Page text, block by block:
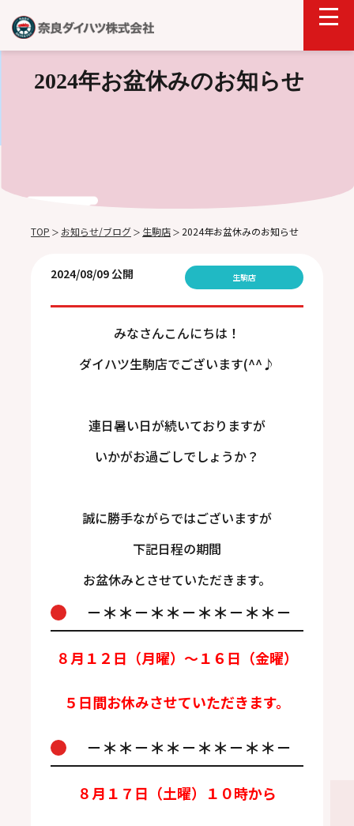
2024年お盆休みのお知らせ
TOP ＞ お知らせ/ブログ ＞ 生駒店 ＞ 2024年お盆休みのお知らせ
2024/08/09 公開 生駒店
みなさんこんにちは！
ダイハツ生駒店でございます(^^♪
連日暑い日が続いておりますが
いかがお過ごしでしょうか？
誠に勝手ながらではございますが
下記日程の期間
お盆休みとさせていただきます。
－＊＊－＊＊－＊＊－＊＊－
８月１２日（月曜）～１６日（金曜）
５日間お休みさせていただきます。
－＊＊－＊＊－＊＊－＊＊－
８月１７日（土曜）１０時から